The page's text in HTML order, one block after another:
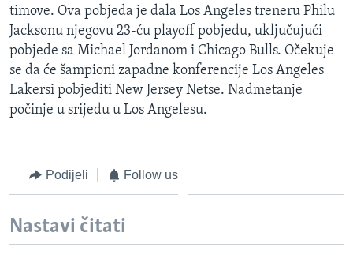
PRATITE NAS
Jezici
timove. Ova pobjeda je dala Los Angeles treneru Philu
Jacksonu njegovu 23-ću playoff pobjedu, uključujući
pobjede sa Michael Jordanom i Chicago Bulls. Očekuje
se da će šampioni zapadne konferencije Los Angeles
Lakersi pobjediti New Jersey Netse. Nadmetanje
počinje u srijedu u Los Angelesu.
Podijeli Follow us
Nastavi čitati